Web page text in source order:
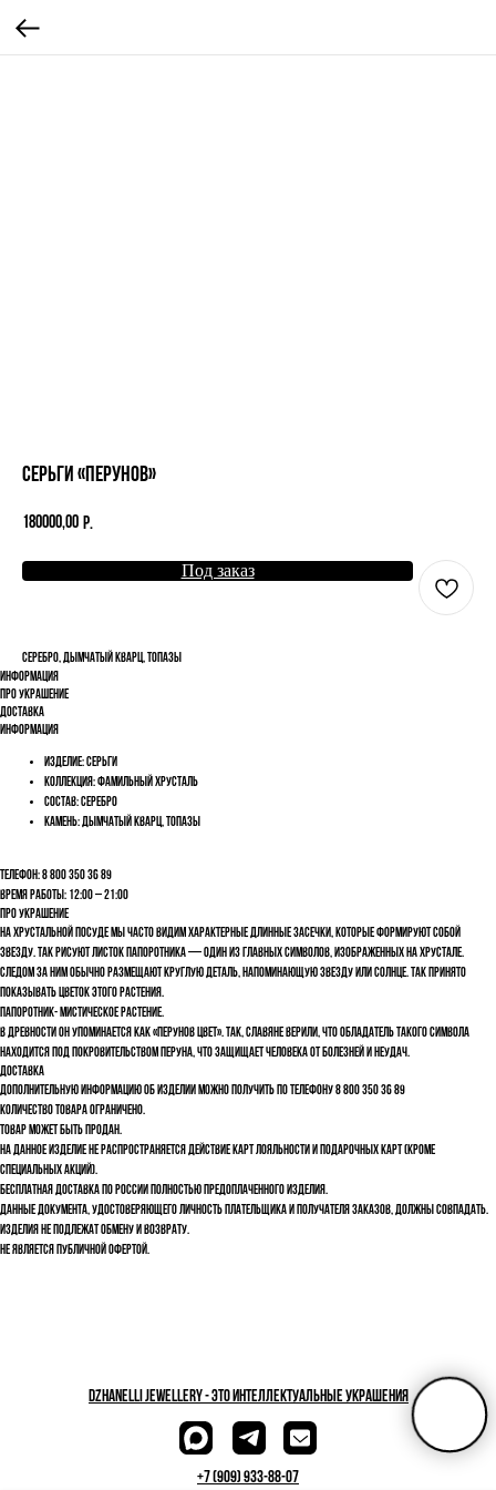
Серьги «Перунов»
180000,00 р.
Под заказ
Серебро, дымчатый кварц, топазы
Информация
Про украшение
Доставка
Информация
Изделие: Серьги
Коллекция: Фамильный хрусталь
Состав: Серебро
Камень: Дымчатый кварц, топазы
Телефон: 8 800 350 36 89
Время работы: 12:00 – 21:00
Про украшение
На хрустальной посуде мы часто видим характерные длинные засечки, которые формируют собой
звезду. Так рисуют листок папоротника — один из главных символов, изображенных на хрустале.
Следом за ним обычно размещают круглую деталь, напоминающую звезду или солнце. Так принято
показывать цветок этого растения.
Папоротник- мистическое растение.
В древности он упоминается как «перунов цвет». Так, славяне верили, что обладатель такого символа
находится под покровительством Перуна, что защищает человека от болезней и неудач.
Доставка
Дополнительную информацию об изделии можно получить по телефону 8 800 350 36 89
Количество товара ограничено.
Товар может быть продан.
На данное изделие не распространяется действие карт лояльности и подарочных карт (кроме
специальных акций).
Бесплатная доставка по России полностью предоплаченного изделия.
Данные документа, удостоверяющего личность плательщика и получателя заказов, должны совпадать.
Изделия не подлежат обмену и возврату.
Не является публичной офертой.
+7 (909) 933-88-07
dzhanelli JEWELLERY - это Интеллектуальные украшения